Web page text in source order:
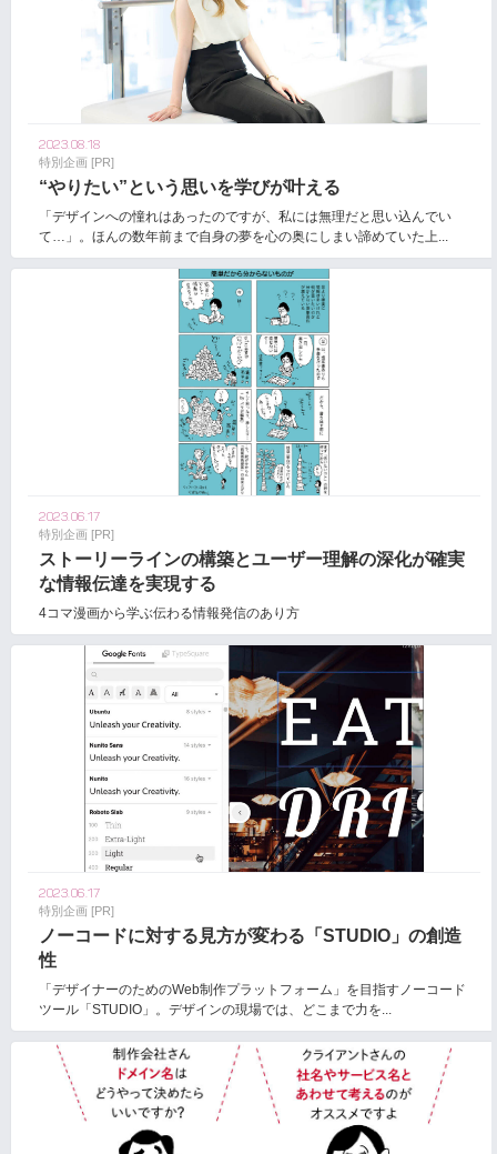
2023.08.18
特別企画 [PR]
“やりたい”という思いを学びが叶える
「デザインへの憧れはあったのですが、私には無理だと思い込んでい
て…」。ほんの数年前まで自身の夢を心の奥にしまい諦めていた上...
2023.06.17
特別企画 [PR]
ストーリーラインの構築とユーザー理解の深化が確実
な情報伝達を実現する
4コマ漫画から学ぶ伝わる情報発信のあり方
2023.06.17
特別企画 [PR]
ノーコードに対する見方が変わる「STUDIO」の創造
性
「デザイナーのためのWeb制作プラットフォーム」を目指すノーコード
ツール「STUDIO」。デザインの現場では、どこまで力を...